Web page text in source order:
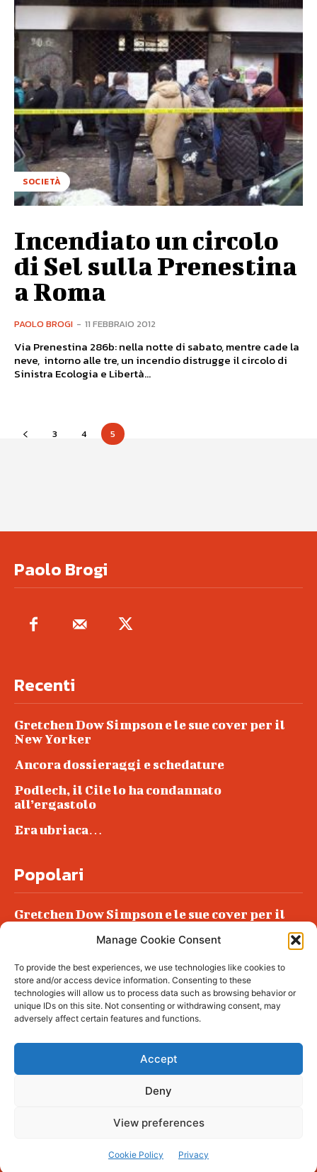
Manage Cookie Consent
To provide the best experiences, we use technologies like cookies to
store and/or access device information. Consenting to these
technologies will allow us to process data such as browsing behavior or
unique IDs on this site. Not consenting or withdrawing consent, may
adversely affect certain features and functions.
Accept
Deny
View preferences
Cookie Policy Privacy
SOCIETÀ
Incendiato un circolo
di Sel sulla Prenestina
a Roma
PAOLO BROGI - 11 FEBBRAIO 2012
Via Prenestina 286b: nella notte di sabato, mentre cade la
neve, intorno alle tre, un incendio distrugge il circolo di
Sinistra Ecologia e Libertà...
3 4 5
Paolo Brogi
Recenti
Gretchen Dow Simpson e le sue cover per il
New Yorker
Ancora dossieraggi e schedature
Podlech, il Cile lo ha condannato
all’ergastolo
Era ubriaca…
Popolari
Gretchen Dow Simpson e le sue cover per il
Podlech, il Cile lo ha condannato
all’ergastolo
Era ubriaca…
© tagDiv - All rights reserved. Made with
complete News Portal about living, lifestyle,
fashion and wellness. Take your time and
experience!